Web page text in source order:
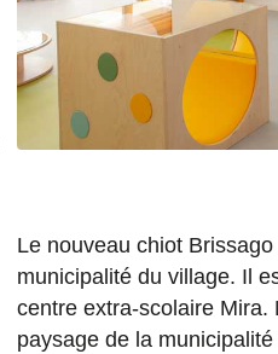
Le nouveau chiot
municipalité du village. Il
centre extra-scolaire
paysage de la